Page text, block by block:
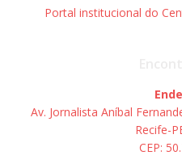
Portal institucional do
Av. Jornalista Aníbal
Recife-
CEP: